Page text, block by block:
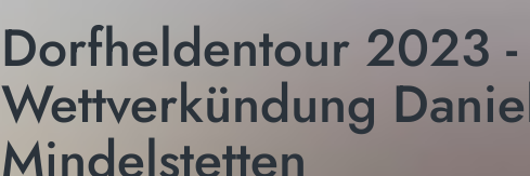
Dorfheldentour 2023 -
Wettverkündung
Mindelstetten